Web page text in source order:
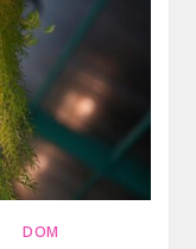
DOM